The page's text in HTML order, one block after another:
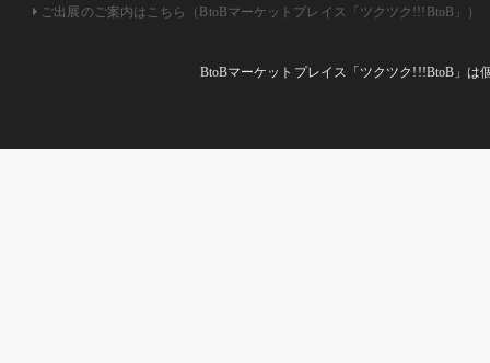
ご出展のご案内はこちら（BtoBマーケットプレイス「ツクツク!!!BtoB」）
BtoBマーケットプレイス「ツクツク!!!BtoB」は